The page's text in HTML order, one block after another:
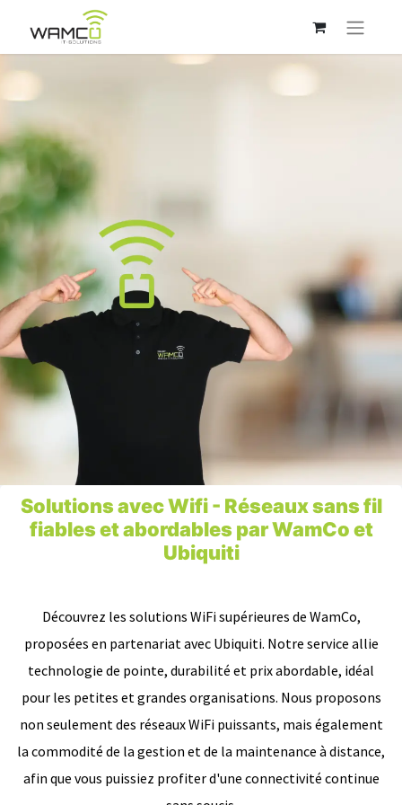
Solutions avec Wifi - Réseaux sans fil
fiables et abordables par WamCo et
Ubiquiti
Découvrez les solutions WiFi supérieures de WamCo,
proposées en partenariat avec Ubiquiti. Notre service allie
technologie de pointe, durabilité et prix abordable, idéal
pour les petites et grandes organisations. Nous proposons
non seulement des réseaux WiFi puissants, mais également
la commodité de la gestion et de la maintenance à distance,
afin que vous puissiez profiter d'une connectivité continue